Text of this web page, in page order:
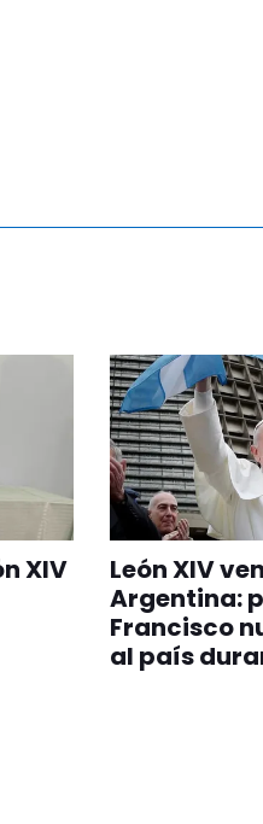
XIV
León XIV
Argentina:
Francisco
al país